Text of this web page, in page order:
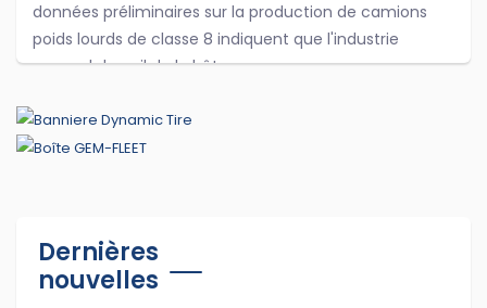
données préliminaires sur la production de camions
poids lourds de classe 8 indiquent que l'industrie
reprend du poil de la bête.
...
Jul 29, 2026
logiciels d'antipollution
Cummins et PACCAR ont récemment annoncé des
Dernières
nouvelles